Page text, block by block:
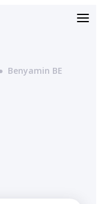
Benyamin BE